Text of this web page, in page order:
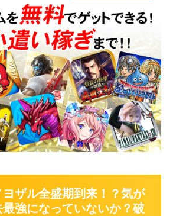
ザル全盛期到来！？気が
強になっていないか？破